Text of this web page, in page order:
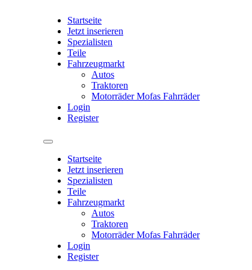
Startseite
Jetzt inserieren
Spezialisten
Teile
Fahrzeugmarkt
Autos
Traktoren
Motorräder Mofas Fahrräder
Login
Register
Startseite
Jetzt inserieren
Spezialisten
Teile
Fahrzeugmarkt
Autos
Traktoren
Motorräder Mofas Fahrräder
Login
Register